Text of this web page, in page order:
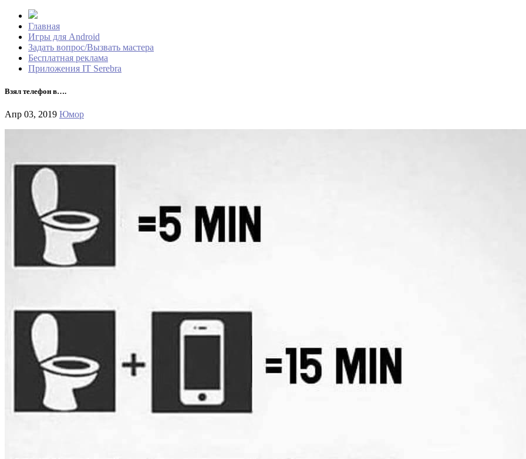
Главная
Игры для Android
Задать вопрос/Вызвать мастера
Бесплатная реклама
Приложения IT Serebra
Взял телефон в….
Апр 03, 2019 Юмор